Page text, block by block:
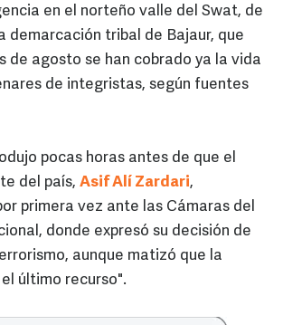
en el norteño valle del Swat, de
demarcación tribal de Bajaur, que
de agosto se han cobrado ya la vida
de integristas, según fuentes
pocas horas antes de que el
del país, Asif Alí Zardari,
primera vez ante las Cámaras del
donde expresó su decisión de
aunque matizó que la
último recurso".